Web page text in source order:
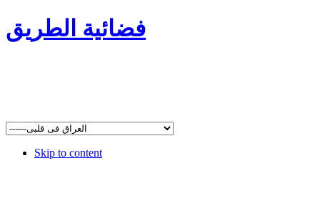
فضائية الطريق
Skip to content